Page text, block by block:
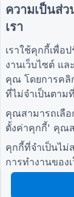
คำแนะนำ
ศูนย์ช่วยเหลือ
บล็อก
TIGER FORM คำ
แนะนำ
© 2026
ความเป็นส่
เรา
เราใช้คุกกี้เพื่อ
งานเว็บไซต์ แ
คุณ โดยการค
ที่ไม่จำเป็นตาม
คุณสามารถเลื
ตั้งค่าคุกกี้' คุณ
คุกกี้ที่จำเป็นไม่
การทำงานของ